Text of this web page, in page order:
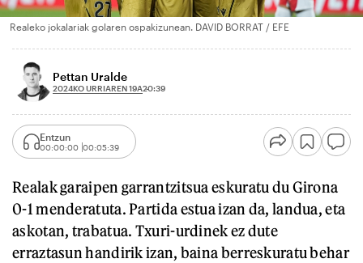
Realeko jokalariak golaren ospakizunean. DAVID BORRAT / EFE
Pettan Uralde
2024KO URRIAREN 19A20:39
Entzun
00:00:00 00:05:39
Realak garaipen garrantzitsua eskuratu du Girona
0-1 menderatuta. Partida estua izan da, landua, eta
askotan, trabatua. Txuri-urdinek ez dute
erraztasun handirik izan, baina berreskuratu behar